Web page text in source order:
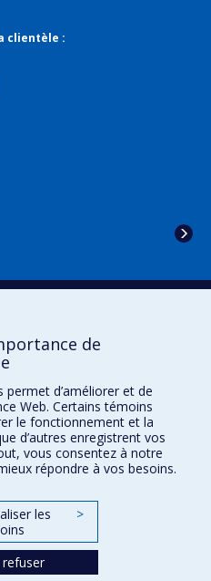
clientèle :
de
permet d’améliorer et de
Web. Certains témoins
le fonctionnement et la
d’autres enregistrent vos
vous consentez à notre
répondre à vos besoins.
les
>